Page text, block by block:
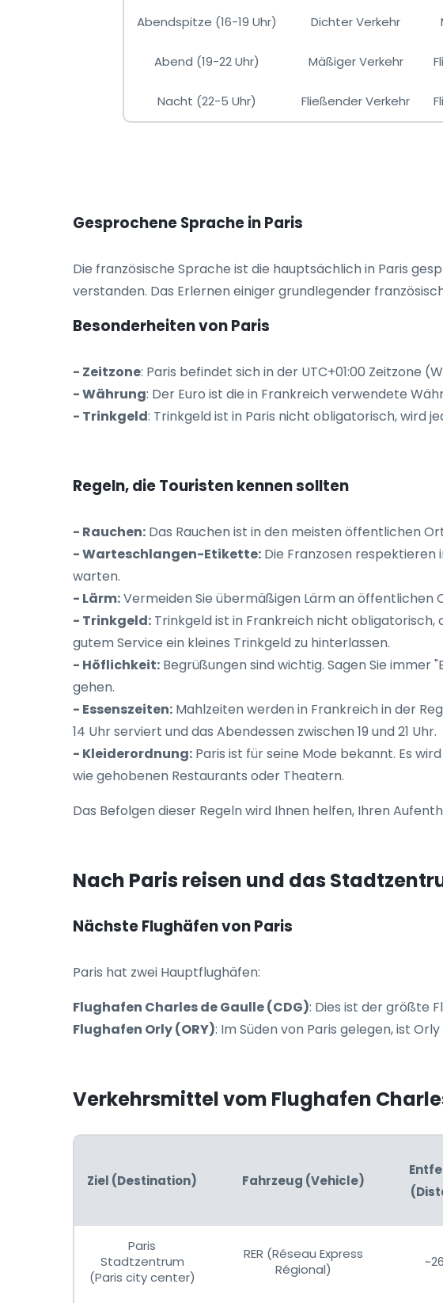
Abendspitze (16-19 Uhr) Dichter Verkehr
Abend (19-22 Uhr) Mäßiger Verkehr
Nacht (22-5 Uhr) Fließender Verkehr
Gesprochene Sprache in Paris
Die französische Sprache ist die hauptsächlich in Paris
verstanden. Das Erlernen einiger grundlegender
Besonderheiten von Paris
- Zeitzone: Paris befindet sich in der UTC+01:00 Zeitzone
- Währung: Der Euro ist die in Frankreich verwendete
- Trinkgeld: Trinkgeld ist in Paris nicht obligatorisch, wird
Regeln, die Touristen kennen sollten
- Rauchen: Das Rauchen ist in den meisten öffentlichen
- Warteschlangen-Etikette: Die Franzosen respektieren
warten.
- Lärm:Vermeiden Sie übermäßigen Lärm an öffentlichen
- Trinkgeld: Trinkgeld ist in Frankreich nicht obligatorisch,
gutem Service ein kleines Trinkgeld zu hinterlassen.
- Höflichkeit: Begrüßungen sind wichtig. Sagen Sie immer
gehen.
- Essenszeiten: Mahlzeiten werden in Frankreich in der
14 Uhr serviert und das Abendessen zwischen 19 und 21 Uhr.
- Kleiderordnung: Paris ist für seine Mode bekannt. Es
wie gehobenen Restaurants oder Theatern.
Das Befolgen dieser Regeln wird Ihnen helfen, Ihren
Nach Paris reisen und das
Nächste Flughäfen von Paris
Paris hat zwei Hauptflughäfen:
Flughafen Charles de Gaulle (CDG): Dies ist der größte
Flughafen Orly (ORY): Im Süden von Paris gelegen, ist
Verkehrsmittel vom Flughafen
Ziel (Destination) Fahrzeug (Vehicle)
Paris
Stadtzentrum
(Paris city center)
RER (Réseau Express
Régional)